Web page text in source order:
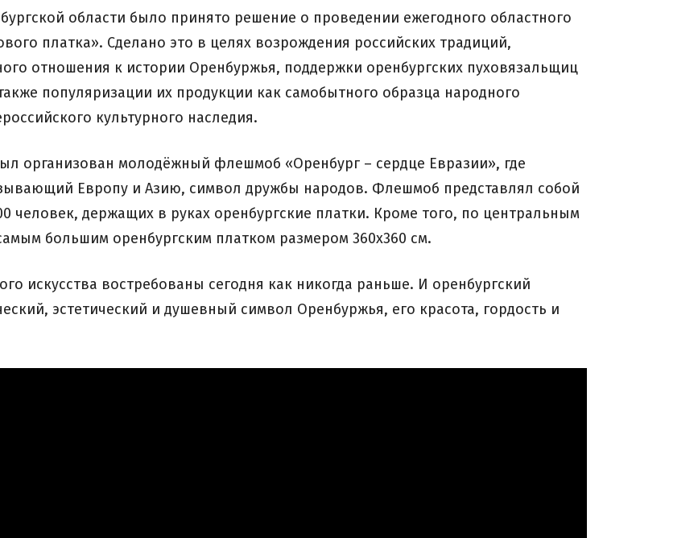
области было принято решение о проведении ежегодного областного
платка». Сделано это в целях возрождения российских традиций,
отношения к истории Оренбуржья, поддержки оренбургских пуховязальщиц
популяризации их продукции как самобытного образца народного
культурного наследия.
организован молодёжный флешмоб «Оренбург – сердце Евразии», где
Европу и Азию, символ дружбы народов. Флешмоб представлял собой
человек, держащих в руках оренбургские платки. Кроме того, по центральным
большим оренбургским платком размером 360х360 см.
искусства востребованы сегодня как никогда раньше. И оренбургский
эстетический и душевный символ Оренбуржья, его красота, гордость и